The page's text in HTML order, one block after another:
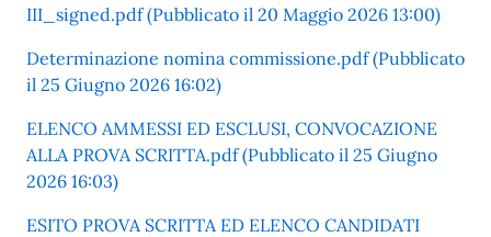
III_signed.pdf (Pubblicato il 20 Maggio 2026 13:00)
Determinazione nomina commissione.pdf (Pubblicato
il 25 Giugno 2026 16:02)
ELENCO AMMESSI ED ESCLUSI, CONVOCAZIONE
ALLA PROVA SCRITTA.pdf (Pubblicato il 25 Giugno
2026 16:03)
ESITO PROVA SCRITTA ED ELENCO CANDIDATI